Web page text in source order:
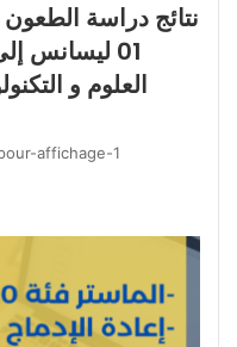
نتائج دراسة
العلوم و
affichage-1